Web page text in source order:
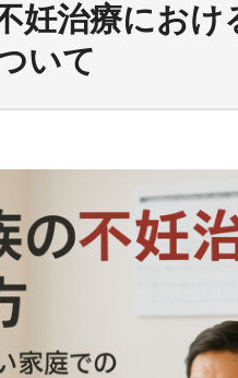
妊治療にお
いて